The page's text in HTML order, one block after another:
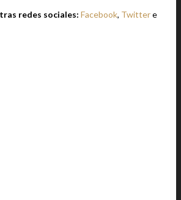
redes sociales: Facebook, Twittere